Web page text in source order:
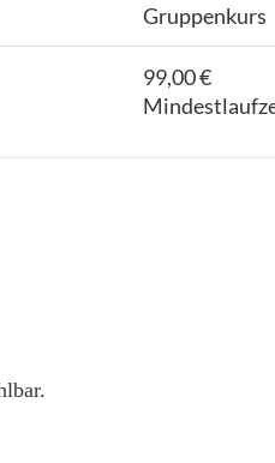
Gruppenkurs
99,00 €